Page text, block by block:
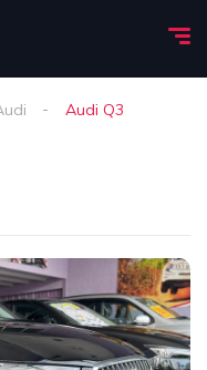
Audi Q3